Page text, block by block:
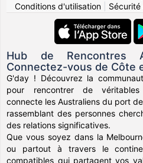
Conditions d'utilisation|
Hub de Rencontres
Connectez-vous de Côte
G'day ! Découvrez la
pour rencontrer de véritables
connecte les Australiens du port
rassemblant des personnes
des relations significatives.
Que vous soyez dans la
ou partout à travers le
compatibles qui partagent vos